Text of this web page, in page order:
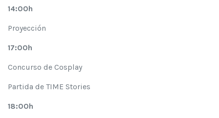
14:00h
Proyección
17:00h
Concurso de Cosplay
Partida de TIME Stories
18:00h